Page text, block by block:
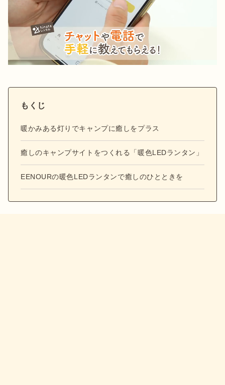
もくじ
暖かみある灯りでキャンプに癒しをプラス
癒しのキャンプサイトをつくれる「暖色LEDランタン」
EENOURの暖色LEDランタンで癒しのひとときを